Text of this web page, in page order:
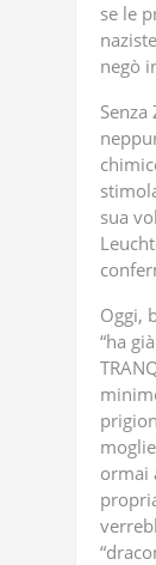
se le
negò
sua
Oggi,
“ha
ormai